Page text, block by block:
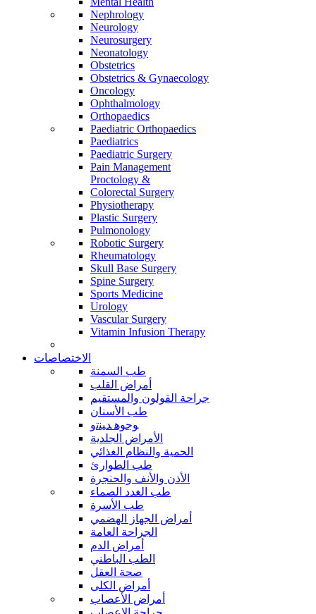
Nephrology
Neurology
Neurosurgery
Neonatology
Obstetrics
Obstetrics & Gynaecology
Oncology
Ophthalmology
Orthopaedics
Paediatric Orthopaedics
Paediatrics
Paediatric Surgery
Pain Management
Proctology &
Colorectal Surgery
Physiotherapy
Plastic Surgery
Pulmonology
Robotic Surgery
Rheumatology
Skull Base Surgery
Spine Surgery
Sports Medicine
Urology
Vascular Surgery
Vitamin Infusion Therapy
الاختصاصات
طب السمنة
أمراض القلب
جراحة القولون والمستقيم
طب الأسنان
ﻮﺟﻮﻫ ﺪﻴﻨﺗﻭ
الأمراض الجلدية
الحمية والنظام الغذائي
طب الطوارئ
الأذن والأنف والحنجرة
طب الغدد الصماء
طب الأسرة
أمراض الجهاز الهضمي
الجراحة العامة
أمراض الدم
الطب الباطني
صحة العقل
أمراض الكلى
أمراض الأعصاب